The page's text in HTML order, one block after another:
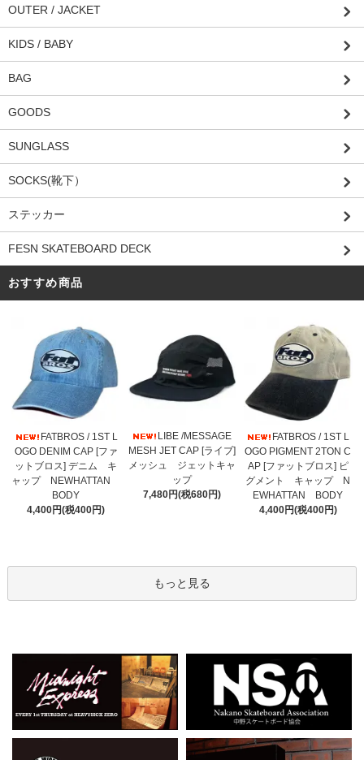
OUTER / JACKET
KIDS / BABY
BAG
GOODS
SUNGLASS
SOCKS(靴下）
ステッカー
FESN SKATEBOARD DECK
おすすめ商品
FATBROS / 1ST L
OGO DENIM CAP [ファ
ットブロス] デニム キ
ャップ NEWHATTAN
BODY
4,400円(税400円)
LIBE /MESSAGE
MESH JET CAP [ライブ]
メッシュ ジェットキャ
ップ
7,480円(税680円)
FATBROS / 1ST L
OGO PIGMENT 2TON C
AP [ファットブロス] ピ
グメント キャップ N
EWHATTAN BODY
4,400円(税400円)
もっと見る